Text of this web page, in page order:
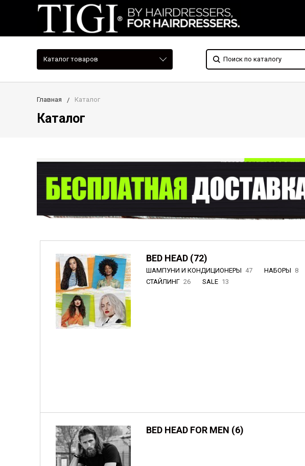
Каталог товаров
Главная Каталог
Каталог
BED HEAD (72)
ШАМПУНИ И КОНДИЦИОНЕРЫ 47 НАБОРЫ 8
СТАЙЛИНГ 26 SALE 13
BED HEAD FOR MEN (6)